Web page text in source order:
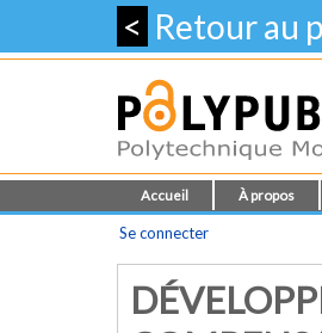
< Retour au
Accueil À propos
Se connecter